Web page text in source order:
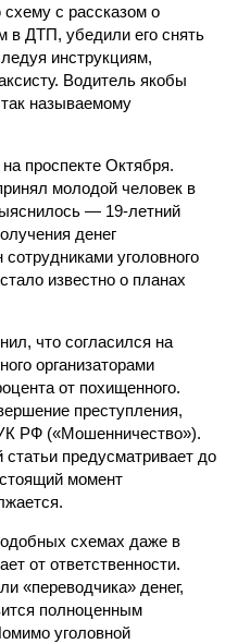
с рассказом о
в ДТП, убедили его снять
инструкциям,
Водитель якобы
называемому
проспекте Октября.
молодой человек в
— 19-летний
денег
уголовного
известно о планах
что согласился на
организаторами
от похищенного.
преступления,
РФ («Мошенничество»).
предусматривает до
момент
схемах даже в
от ответственности.
«переводчика» денег,
полноценным
уголовной